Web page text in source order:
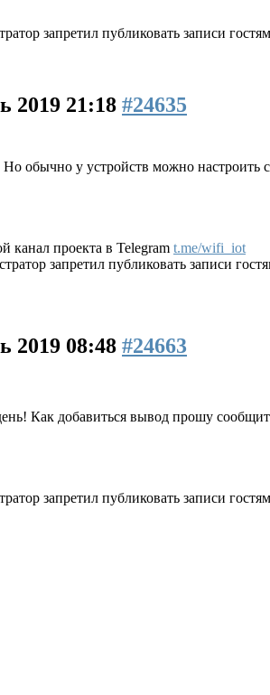
запретил публиковать записи
2019 21:18 #24635
обычно у устройств можно настроить
канал проекта в Telegram t.me/wifi_iot
запретил публиковать записи
2019 08:48 #24663
Как добавиться вывод прошу
запретил публиковать записи